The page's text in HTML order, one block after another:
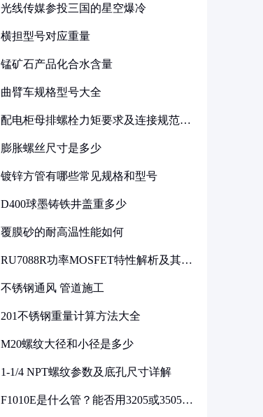
光线传媒参投三国的星空爆冷
横担型号对应重量
锰矿石产品化合水含量
曲臂车规格型号大全
配电柜母排螺栓力矩要求及连接规范详
膨胀螺丝尺寸是多少
镀锌方管有哪些常见规格和型号
D400球墨铸铁井盖重多少
覆膜砂的耐高温性能如何
RU7088R功率MOSFET特性解析及其在
不锈钢通风 管道施工
201不锈钢重量计算方法大全
M20螺纹大径和小径是多少
1-1/4 NPT螺纹参数及底孔尺寸详解
F1010E是什么管？能否用3205或3505代